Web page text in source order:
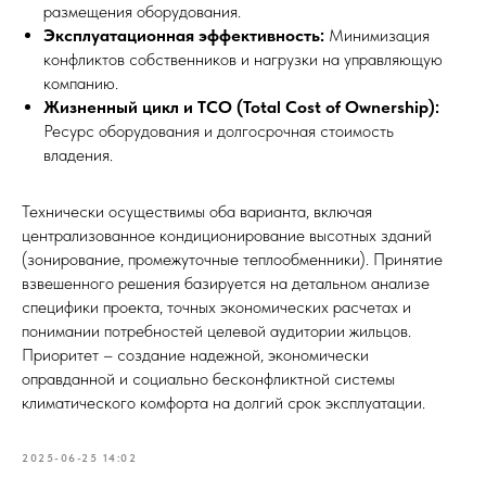
размещения оборудования.
Эксплуатационная эффективность: Минимизация
конфликтов собственников и нагрузки на управляющую
компанию.
Жизненный цикл и TCO (Total Cost of Ownership):
Ресурс оборудования и долгосрочная стоимость
владения.
Технически осуществимы оба варианта, включая
централизованное кондиционирование высотных зданий
(зонирование, промежуточные теплообменники). Принятие
взвешенного решения базируется на детальном анализе
специфики проекта, точных экономических расчетах и
понимании потребностей целевой аудитории жильцов.
Приоритет – создание надежной, экономически
оправданной и социально бесконфликтной системы
климатического комфорта на долгий срок эксплуатации.
2025-06-25 14:02